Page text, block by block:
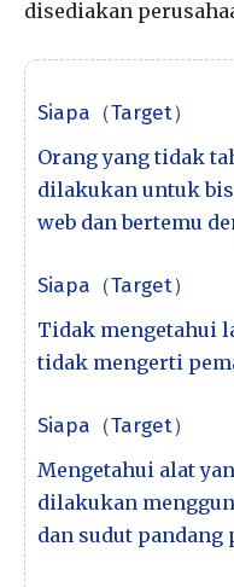
disediakan
Siapa（Target）
Orang yang tidak
dilakukan untuk
web dan bertemu
Siapa（Target）
Tidak mengetahui
tidak mengerti
Siapa（Target）
Mengetahui alat
dilakukan
dan sudut pandang